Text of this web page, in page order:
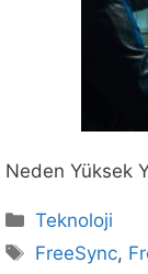
Neden Yüksek
Kategoriler
Teknoloji
Etiketler
FreeSync,